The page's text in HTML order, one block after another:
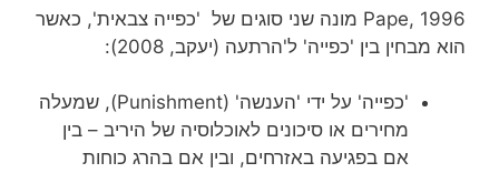
Pape, 1996 מונה שני סוגים של 'כפייה צבאית', כאשר
הוא מבחין בין 'כפייה' ל'הרתעה (יעקב, 2008):
'כפייה' על ידי 'הענשה' (Punishment), שמעלה
מחירים או סיכונים לאוכלוסיה של היריב – בין
אם בפגיעה באזרחים, ובין אם בהרג כוחות